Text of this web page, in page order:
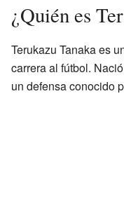
¿Quién es
Terukazu Tanaka es
carrera al fútbol.
un defensa conocido